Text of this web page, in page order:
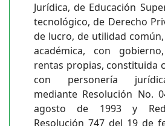
Jurídica, de Educación
tecnológico, de Derecho
de lucro, de utilidad
académica, con
rentas propias, constituida
con personería
mediante Resolución No.
agosto de 1993 y
Resolución 747 del 19 de